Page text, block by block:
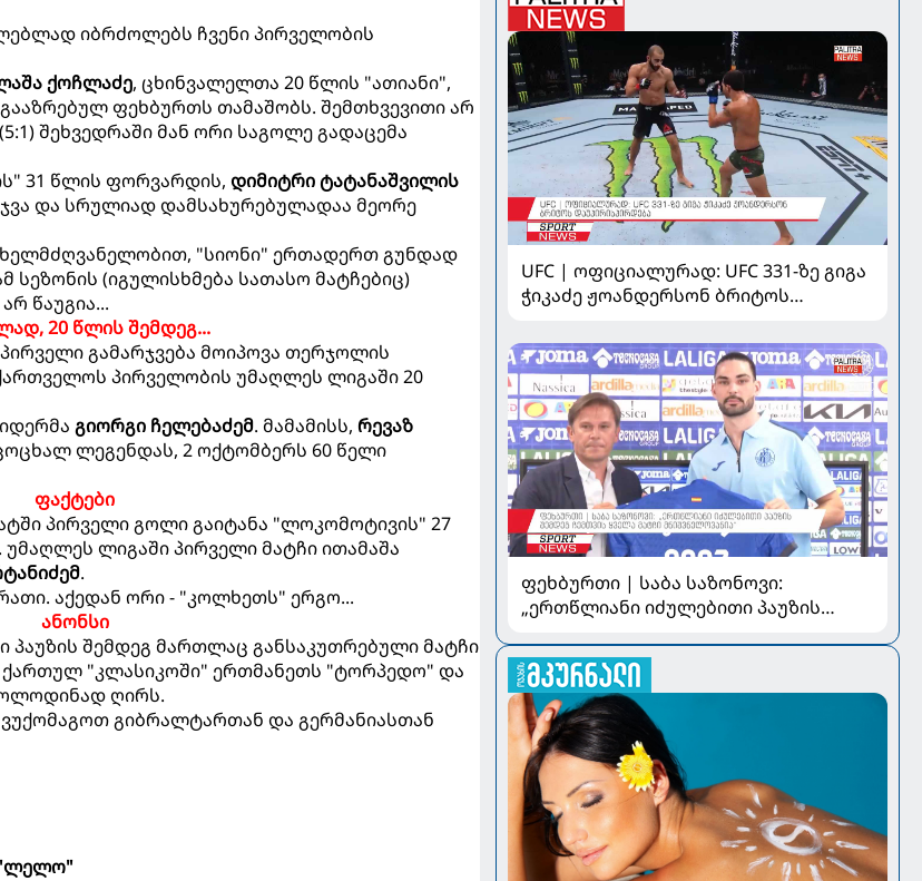
იბრძოლებს ჩვენი პირველობის
ქოჩლაძე, ცხინვალელთა 20 წლის "ათიანი",
ფეხბურთს თამაშობს. შემთხვევითი არ
შეხვედრაში მან ორი საგოლე გადაცემა
31 წლის ფორვარდის, დიმიტრი ტატანაშვილის
და სრულიად დამსახურებულადაა მეორე
ხელმძღვანელობით, "სიონი" ერთადერთ გუნდად
(იგულისხმება სათასო მატჩებიც)
წაუგია...
20 წლის შემდეგ...
გამარჯვება მოიპოვა თერჯოლის
პირველობის უმაღლეს ლიგაში 20
გიორგი ჩელებაძემ. მამამისს, რევაზ
ლეგენდას, 2 ოქტომბერს 60 წელი
ფაქტები
პირველი გოლი გაიტანა "ლოკომოტივის" 27
. უმაღლეს ლიგაში პირველი მატჩი ითამაშა
.
აქედან ორი - "კოლხეთს" ერგო...
ანონსი
პაუზის შემდეგ მართლაც განსაკუთრებული მატჩი
ქართულ "კლასიკოში" ერთმანეთს "ტორპედო" და
ღირს.
გიბრალტართან და გერმანიასთან
"ლელო"
UFC | ოფიციალურად: UFC 331-ზე გიგა
ჭიკაძე ჟოანდერსონ ბრიტოს
ფეხბურთი | საბა საზონოვი:
„ერთწლიანი იძულებითი პაუზის
მნიშვნელოვანია“